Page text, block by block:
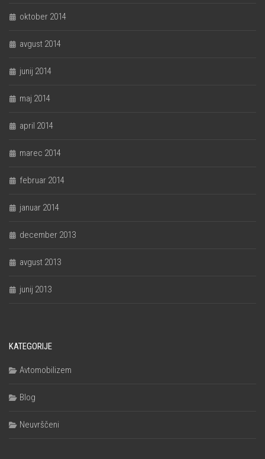
oktober 2014
avgust 2014
junij 2014
maj 2014
april 2014
marec 2014
februar 2014
januar 2014
december 2013
avgust 2013
junij 2013
KATEGORIJE
Avtomobilizem
Blog
Neuvrščeni